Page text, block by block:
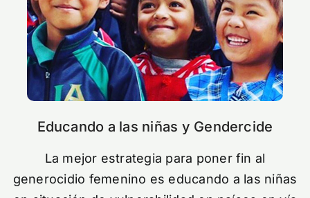
Educando a las niñas y Gendercide
La mejor estrategia para poner fin al
generocidio femenino es educando a las niñas